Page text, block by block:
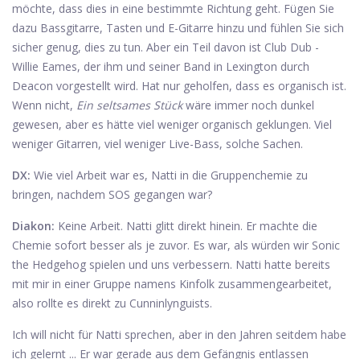
möchte, dass dies in eine bestimmte Richtung geht. Fügen Sie
dazu Bassgitarre, Tasten und E-Gitarre hinzu und fühlen Sie sich
sicher genug, dies zu tun. Aber ein Teil davon ist Club Dub -
Willie Eames, der ihm und seiner Band in Lexington durch
Deacon vorgestellt wird. Hat nur geholfen, dass es organisch ist.
Wenn nicht, Ein seltsames Stückwäre immer noch dunkel
gewesen, aber es hätte viel weniger organisch geklungen. Viel
weniger Gitarren, viel weniger Live-Bass, solche Sachen.
DX: Wie viel Arbeit war es, Natti in die Gruppenchemie zu
bringen, nachdem SOS gegangen war?
Diakon: Keine Arbeit. Natti glitt direkt hinein. Er machte die
Chemie sofort besser als je zuvor. Es war, als würden wir Sonic
the Hedgehog spielen und uns verbessern. Natti hatte bereits
mit mir in einer Gruppe namens Kinfolk zusammengearbeitet,
also rollte es direkt zu Cunninlynguists.
Ich will nicht für Natti sprechen, aber in den Jahren seitdem habe
ich gelernt ... Er war gerade aus dem Gefängnis entlassen